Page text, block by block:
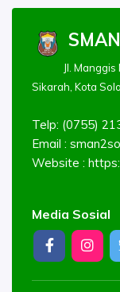
Jl.
Sikarah, Kota
Telp: (0755)
Email :
Website :
Media Sosial